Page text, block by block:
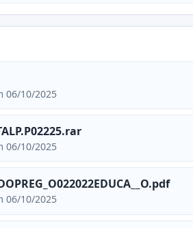
06/10/2025
06/10/2025
06/10/2025